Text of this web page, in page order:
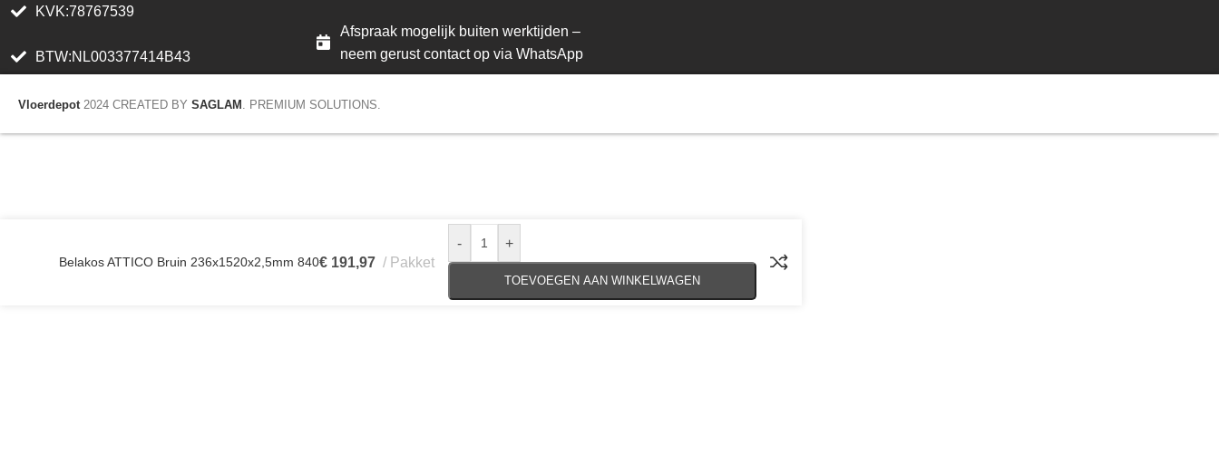
KVK:78767539
BTW:NL003377414B43
Afspraak mogelijk buiten werktijden –
neem gerust contact op via WhatsApp
Vloerdepot 2024 CREATED BY SAGLAM . PREMIUM SOLUTIONS.
Belakos ATTICO Bruin 236x1520x2,5mm 840€ 191,97 Pakket
- +
TOEVOEGEN AAN WINKELWAGEN